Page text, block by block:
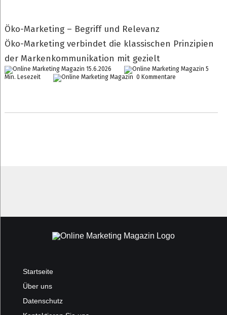
Öko-Marketing – Begriff und Relevanz
Öko-Marketing verbindet die klassischen Prinzipien
der Markenkommunikation mit gezielt
15.6.2026
5
Min. Lesezeit
0 Kommentare
Startseite
Über uns
Datenschutz